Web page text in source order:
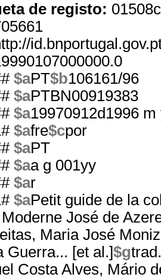
de registo:
$aPT$b106161/96
$aPTBN00919383
$a19970912d1996
$afre$cpor
$aPT
$aa g 001yy
$ar
$aPetit guide de la
José de
Maria José
Guerra... [et al.]$g
Costa Alves, Mário